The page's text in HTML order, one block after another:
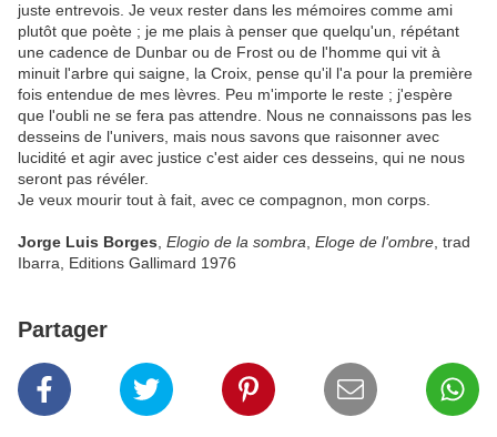
juste entrevois. Je veux rester dans les mémoires comme ami
plutôt que poète ; je me plais à penser que quelqu'un, répétant
une cadence de Dunbar ou de Frost ou de l'homme qui vit à
minuit l'arbre qui saigne, la Croix, pense qu'il l'a pour la première
fois entendue de mes lèvres. Peu m'importe le reste ; j'espère
que l'oubli ne se fera pas attendre. Nous ne connaissons pas les
desseins de l'univers, mais nous savons que raisonner avec
lucidité et agir avec justice c'est aider ces desseins, qui ne nous
seront pas révéler.
Je veux mourir tout à fait, avec ce compagnon, mon corps.
Jorge Luis Borges Elogio de la sombra Eloge de l'ombre , trad
Ibarra, Editions Gallimard 1976
Partager